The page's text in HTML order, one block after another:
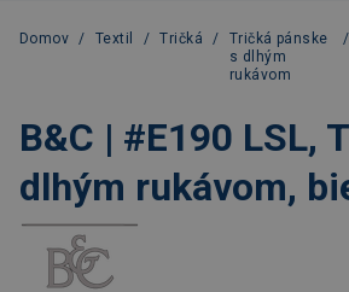
Domov / Textil / Tričká /
Tričká pánske
s dlhým
rukávom
/
B&C | #E190 LSL,
dlhým rukávom,